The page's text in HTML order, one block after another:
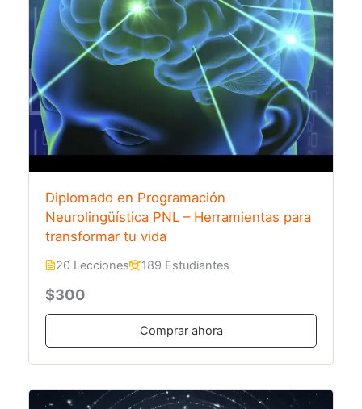
Diplomado en Programación
Neurolingüística PNL – Herramientas para
transformar tu vida
20 Lecciones 189 Estudiantes
$300
Comprar ahora